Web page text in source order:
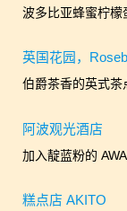
波多比亚蜂蜜柠檬
英国花园，
伯爵茶香的英式茶
阿波观光酒店
加入靛蓝粉的 AWA
糕点店 AKITO